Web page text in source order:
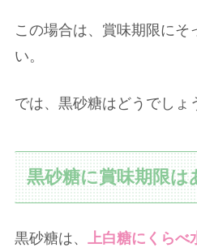
この場合は、賞味期限にそ
い。
では、黒砂糖はどうでしょ
黒砂糖に賞味期限は
黒砂糖は、 上白糖にくらべ